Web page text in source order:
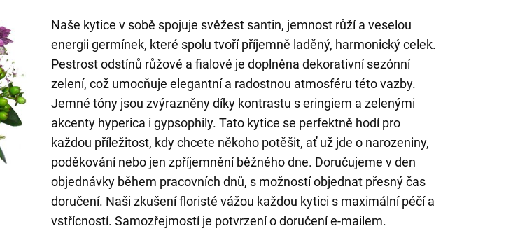
Naše kytice v sobě spojuje svěžest santin, jemnost růží a veselou
energii germínek, které spolu tvoří příjemně laděný, harmonický celek.
Pestrost odstínů růžové a fialové je doplněna dekorativní sezónní
zelení, což umocňuje elegantní a radostnou atmosféru této vazby.
Jemné tóny jsou zvýrazněny díky kontrastu s eringiem a zelenými
akcenty hyperica i gypsophily. Tato kytice se perfektně hodí pro
každou příležitost, kdy chcete někoho potěšit, ať už jde o narozeniny,
poděkování nebo jen zpříjemnění běžného dne. Doručujeme v den
objednávky během pracovních dnů, s možností objednat přesný čas
doručení. Naši zkušení floristé vážou každou kytici s maximální péčí a
vstřícností. Samozřejmostí je potvrzení o doručení e-mailem.